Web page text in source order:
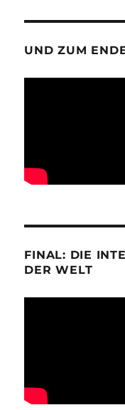
UND ZUM
FINAL: DIE
DER WELT